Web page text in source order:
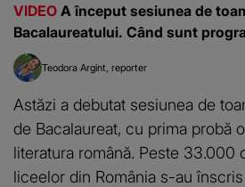
VIDEO A început sesiunea de
Bacalaureatului. Când sunt
Teodora Argint reporter
Astăzi a debutat sesiunea de
de Bacalaureat, cu prima probă
literatura română. Peste 33.000
liceelor din România s-au